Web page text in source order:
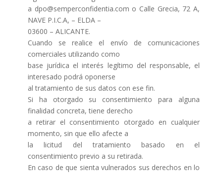
a dpo@semperconfidentia.com o Calle Grecia, 72 A,
NAVE P.I.C.A, – ELDA –
03600 – ALICANTE.
Cuando se realice el envío de comunicaciones
comerciales utilizando como
base jurídica el interés legítimo del responsable, el
interesado podrá oponerse
al tratamiento de sus datos con ese fin.
Si ha otorgado su consentimiento para alguna
finalidad concreta, tiene derecho
a retirar el consentimiento otorgado en cualquier
momento, sin que ello afecte a
la licitud del tratamiento basado en el
consentimiento previo a su retirada.
En caso de que sienta vulnerados sus derechos en lo